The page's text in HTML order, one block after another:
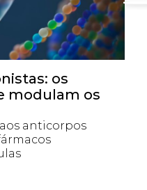
os
modulam os
anticorpos